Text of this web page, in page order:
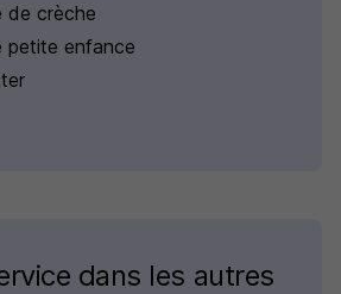
de crèche
petite enfance
dans les autres